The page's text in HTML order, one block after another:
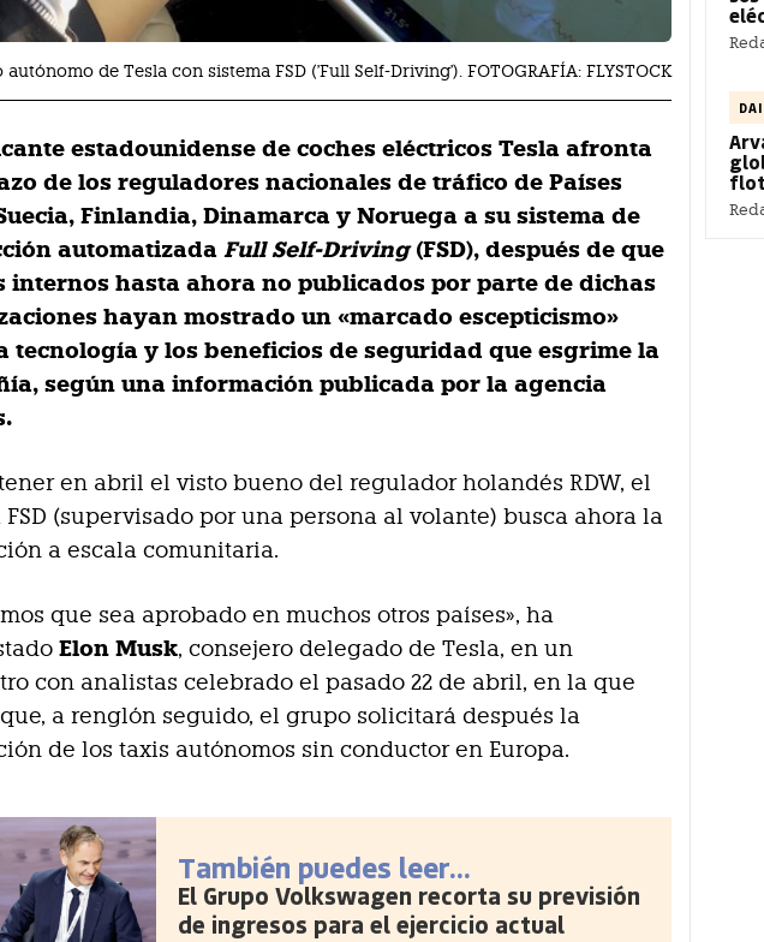
de Tesla con sistema FSD ('Full Self-Driving'). FOTOGRAFÍA: FLYSTOCK
estadounidense de coches eléctricos Tesla afronta
de los reguladores nacionales de tráfico de Países
Finlandia, Dinamarca y Noruega a su sistema de
automatizadaFull Self-Driving(FSD), después de que
internos hasta ahora no publicados por parte de dichas
hayan mostrado un «marcado escepticismo»
tecnología y los beneficios de seguridad que esgrime la
según una información publicada por la agencia
en abril el visto bueno del regulador holandés RDW, el
FSD (supervisado por una persona al volante) busca ahora la
a escala comunitaria.
que sea aprobado en muchos otros países», ha
Elon Musk, consejero delegado de Tesla, en un
con analistas celebrado el pasado 22 de abril, en la que
a renglón seguido, el grupo solicitará después la
de los taxis autónomos sin conductor en Europa.
También puedes leer...
El Grupo Volkswagen recorta su previsión
de ingresos para el ejercicio actual